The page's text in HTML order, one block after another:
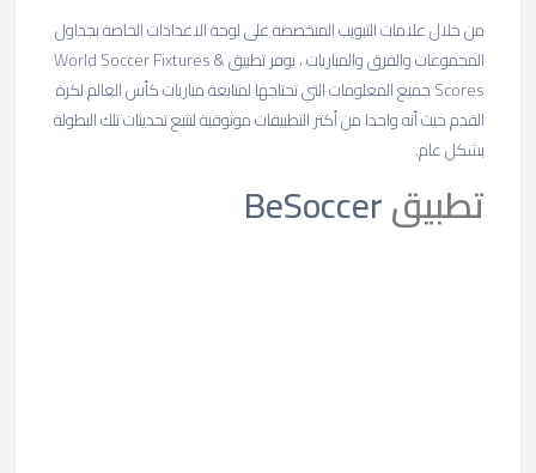
من خلال علامات التبويب المتخصصة على لوحة الاعدادات الخاصة بجداول
المجموعات والفرق والمباريات ، يوفر تطبيق World Soccer Fixtures &
Scores جميع المعلومات التي تحتاجها لمتابعة مباريات كأس العالم لكرة
القدم حيث أنه واحدا من أكثر التطبيقات موثوقية لتتبع تحديثات تلك البطولة
بشكل عام.
تطبيقBeSoccer